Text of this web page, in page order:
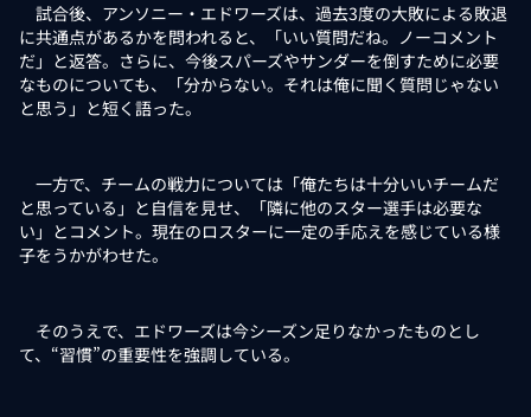
試合後、アンソニー・エドワーズは、過去3度の大敗による敗退
に共通点があるかを問われると、「いい質問だね。ノーコメント
だ」と返答。さらに、今後スパーズやサンダーを倒すために必要
なものについても、「分からない。それは俺に聞く質問じゃない
と思う」と短く語った。
一方で、チームの戦力については「俺たちは十分いいチームだ
と思っている」と自信を見せ、「隣に他のスター選手は必要な
い」とコメント。現在のロスターに一定の手応えを感じている様
子をうかがわせた。
そのうえで、エドワーズは今シーズン足りなかったものとし
て、“習慣”の重要性を強調している。